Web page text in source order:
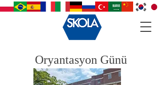
Oryantasyon Günü